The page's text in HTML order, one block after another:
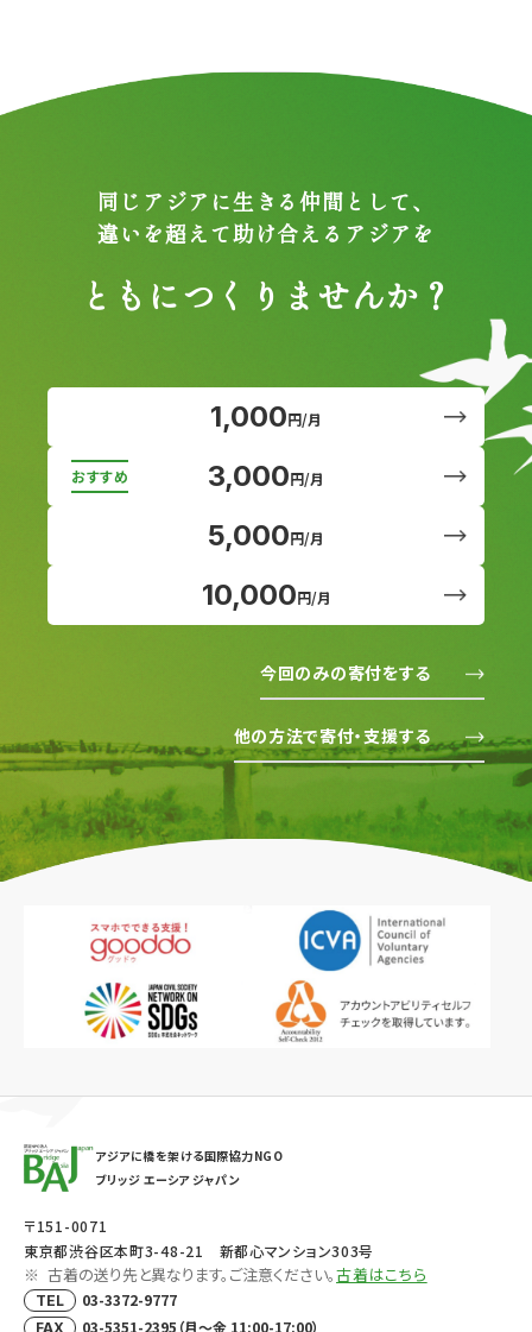
同じアジアに生きる仲間として、
違いを超えて助け合えるアジアを
ともにつくりませんか？
1,000円/月
3,000円/月
5,000円/月
10,000円/月
今回のみの寄付をする
他の方法で寄付・支援する
アジアに橋を架ける国際協力NGO
ブリッジ エーシア ジャパン
〒151-0071
東京都渋谷区本町3-48-21 新都心マンション303号
古着の送り先と異なります。ご注意ください。古着はこちら
TEL 03-3372-9777
FAX 03-5351-2395（月～金 11:00-17:00）